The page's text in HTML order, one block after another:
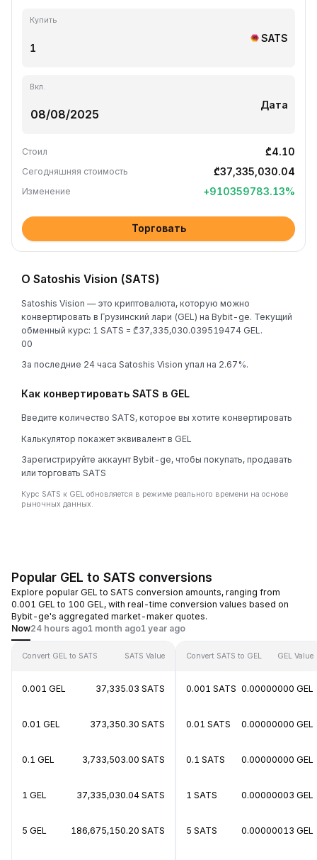
Купить
SATS
Вкл.
Дата
Стоил ₾4.10
Сегодняшняя стоимость ₾37,335,030.04
Изменение +910359783.13%
Торговать
О Satoshis Vision (SATS)
Satoshis Vision — это криптовалюта, которую можно
конвертировать в Грузинский лари (GEL) на Bybit-ge. Текущий
обменный курс: 1 SATS = ₾37,335,030.039519474 GEL.
00
За последние 24 часа Satoshis Vision упал на 2.67%.
Как конвертировать SATS в GEL
Введите количество SATS, которое вы хотите конвертировать
Калькулятор покажет эквивалент в GEL
Зарегистрируйте аккаунт Bybit-ge, чтобы покупать, продавать
или торговать SATS
Курс SATS к GEL обновляется в режиме реального времени на основе
рыночных данных.
Popular GEL to SATS conversions
Explore popular GEL to SATS conversion amounts, ranging from
0.001 GEL to 100 GEL, with real-time conversion values based on
Bybit-ge's aggregated market-maker quotes.
Now24 hours ago1 month ago1 year ago
Convert GEL to SATS SATS Value
0.001 GEL 37,335.03 SATS
0.01 GEL 373,350.30 SATS
0.1 GEL 3,733,503.00 SATS
1 GEL 37,335,030.04 SATS
5 GEL 186,675,150.20 SATS
Convert SATS to GEL GEL Value
0.001 SATS 0.00000000 GEL
0.01 SATS 0.00000000 GEL
0.1 SATS 0.00000000 GEL
1 SATS 0.00000003 GEL
5 SATS 0.00000013 GEL